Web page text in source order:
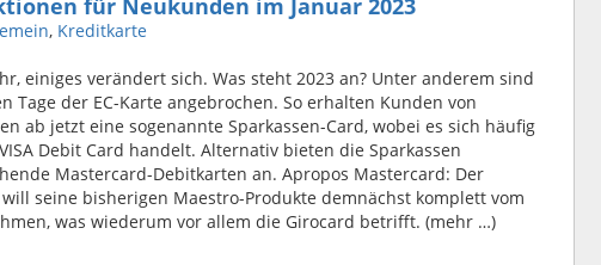
für Neukunden im Januar 2023
, Kreditkarte
einiges verändert sich. Was steht 2023 an? Unter anderem sind
Tage der EC-Karte angebrochen. So erhalten Kunden von
ab jetzt eine sogenannte Sparkassen-Card, wobei es sich häufig
Debit Card handelt. Alternativ bieten die Sparkassen
Mastercard-Debitkarten an. Apropos Mastercard: Der
seine bisherigen Maestro-Produkte demnächst komplett vom
was wiederum vor allem die Girocard betrifft. (mehr …)